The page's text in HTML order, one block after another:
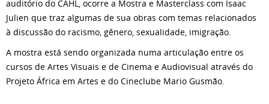
auditório do CAHL, ocorre a Mostra e Masterclass com Isaac
Julien que traz algumas de sua obras com temas relacionados
à discussão do racismo, gênero, sexualidade, imigração.
A mostra está sendo organizada numa articulação entre os
cursos de Artes Visuais e de Cinema e Audiovisual através do
Projeto África em Artes e do Cineclube Mario Gusmão.